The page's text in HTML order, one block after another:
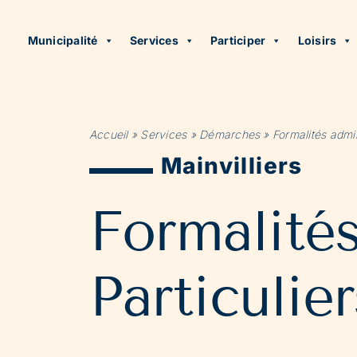
Municipalité Services Participer Loisirs
Accueil» Services» Démarches» Formalités
Mainvilliers